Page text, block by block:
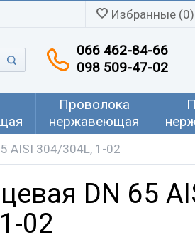
Избранные (0)
066 462-84-66
098 509-47-02
Проволока
нержавеющая
AISI 304/304L, 1-02
DN 65
02